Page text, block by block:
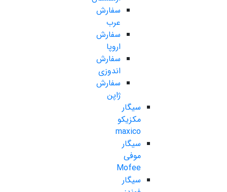
سفارش
عرب
سفارش
اروپا
سفارش
اندوزی
سفارش
ژاپن
سیگار
مکزیکو
maxico
سیگار
موفی
Mofee
سیگار